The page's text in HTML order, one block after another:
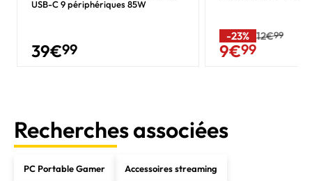
USB-C 9 périphériques 85W
39€99
-23% 12€99
9€99
Recherches associées
PC Portable Gamer Accessoires streaming